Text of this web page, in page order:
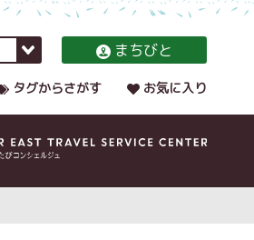
まちびと
タグからさがす お気に入り